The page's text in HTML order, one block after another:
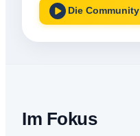
Die
Im Fokus